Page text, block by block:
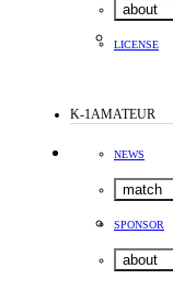
about
LICENSE
K-1AMATEUR
NEWS
match
SPONSOR
about